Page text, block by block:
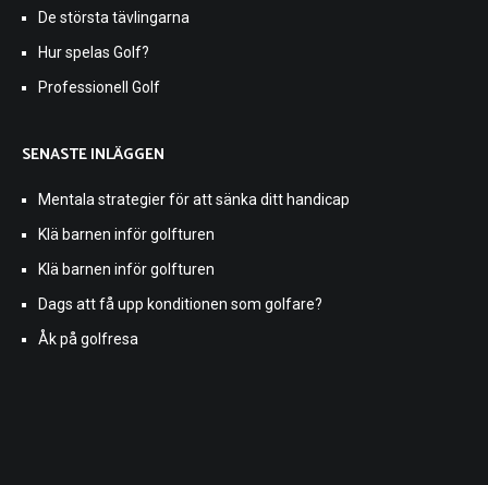
De största tävlingarna
Hur spelas Golf?
Professionell Golf
SENASTE INLÄGGEN
Mentala strategier för att sänka ditt handicap
Klä barnen inför golfturen
Klä barnen inför golfturen
Dags att få upp konditionen som golfare?
Åk på golfresa